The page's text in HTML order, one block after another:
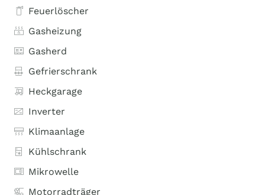
Feuerlöscher
Gasheizung
Gasherd
Gefrierschrank
Heckgarage
Inverter
Klimaanlage
Kühlschrank
Mikrowelle
Motorradträger